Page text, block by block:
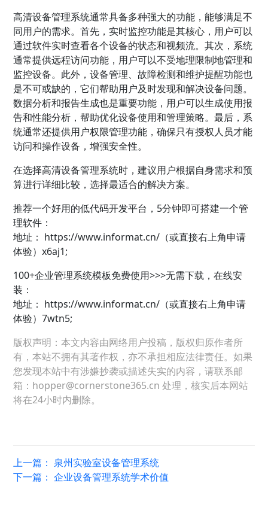
高清设备管理系统通常具备多种强大的功能，能够满足不
同用户的需求。首先，实时监控功能是其核心，用户可以
通过软件实时查看各个设备的状态和视频流。其次，系统
通常提供远程访问功能，用户可以不受地理限制地管理和
监控设备。此外，设备管理、故障检测和维护提醒功能也
是不可或缺的，它们帮助用户及时发现和解决设备问题。
数据分析和报告生成也是重要功能，用户可以生成使用报
告和性能分析，帮助优化设备使用和管理策略。最后，系
统通常还提供用户权限管理功能，确保只有授权人员才能
访问和操作设备，增强安全性。
在选择高清设备管理系统时，建议用户根据自身需求和预
算进行详细比较，选择最适合的解决方案。
推荐一个好用的低代码开发平台，5分钟即可搭建一个管
理软件：
地址： https://www.informat.cn/（或直接右上角申请
体验）x6aj1;
100+企业管理系统模板免费使用>>>无需下载，在线安
装：
地址： https://www.informat.cn/（或直接右上角申请
体验）7wtn5;
版权声明：本文内容由网络用户投稿，版权归原作者所
有，本站不拥有其著作权，亦不承担相应法律责任。如果
您发现本站中有涉嫌抄袭或描述失实的内容，请联系邮
箱：hopper@cornerstone365.cn 处理，核实后本网站
将在24小时内删除。
上一篇： 泉州实验室设备管理系统
下一篇：企业设备管理系统学术价值